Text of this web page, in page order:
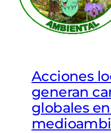
Acciones
generan
globales